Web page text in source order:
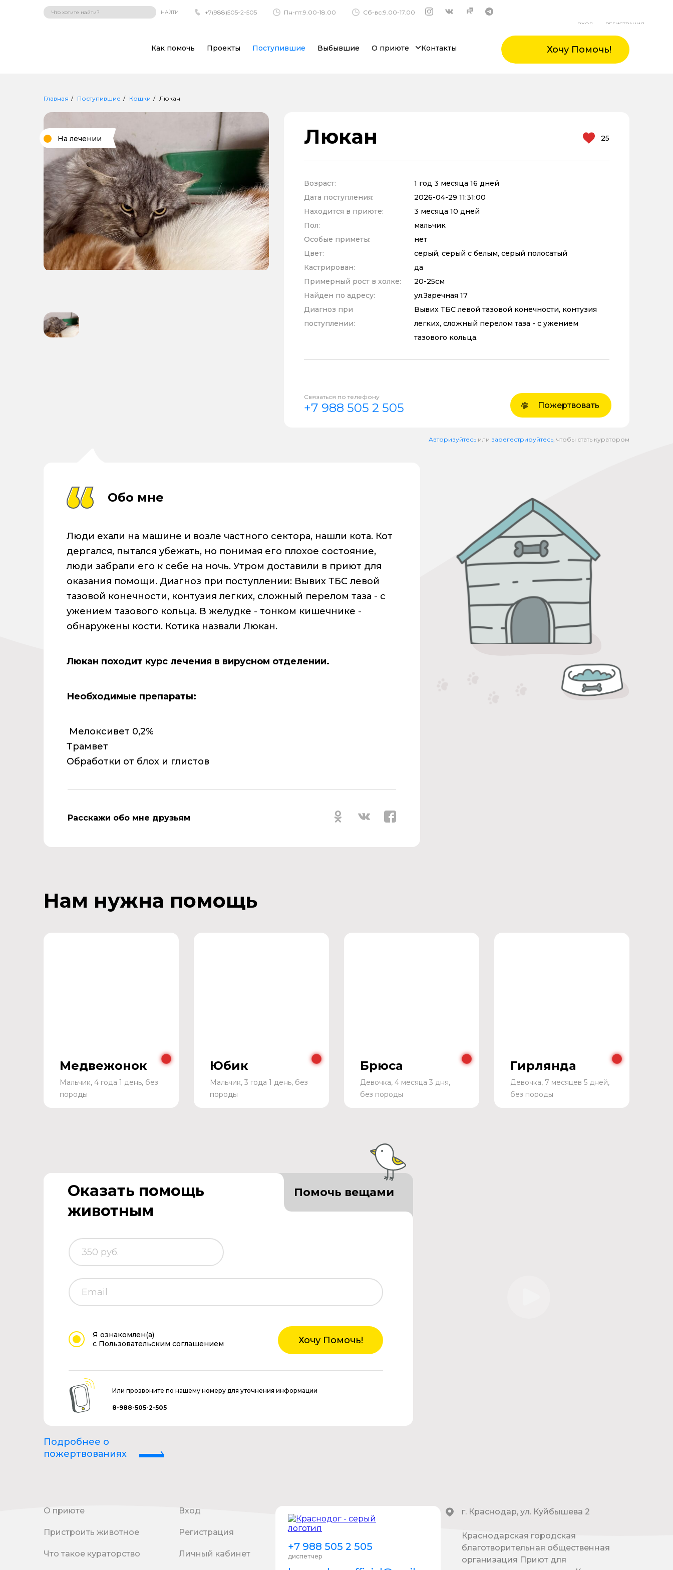
НАЙТИ +7(988)505-2-505 Пн-пт:9.00-18.00 Сб-вс:9.00-17.00
ВХОД РЕГИСТРАЦИЯ
Как помочь Проекты Поступившие Выбывшие О приюте Контакты Хочу Помочь!
Главная Поступившие Кошки Люкан
На лечении Люкан 25
Возраст:
1 год 3 месяца 16 дней
Дата поступления:
2026-04-29 11:31:00
Находится в приюте:
3 месяца 10 дней
Пол:
мальчик
Особые приметы:
нет
Цвет:
серый, серый с белым, серый полосатый
Кастрирован:
да
Примерный рост в холке:
20-25см
Найден по адресу:
ул.Заречная 17
Диагноз при
поступлении:
Вывих ТБС левой тазовой конечности, контузия
легких, сложный перелом таза - с ужением
тазового кольца.
Связаться по телефону
+7 988 505 2 505 Пожертвовать
Авторизуйтесь или зарегестрируйтесь , чтобы стать куратором
Обо мне
Люди ехали на машине и возле частного сектора, нашли кота. Кот
дергался, пытался убежать, но понимая его плохое состояние,
люди забрали его к себе на ночь. Утром доставили в приют для
оказания помощи. Диагноз при поступлении: Вывих ТБС левой
тазовой конечности, контузия легких, сложный перелом таза - с
ужением тазового кольца. В желудке - тонком кишечнике -
обнаружены кости. Котика назвали Люкан.
Люкан походит курс лечения в вирусном отделении.
Необходимые препараты:
Мелоксивет 0,2%
Трамвет
Обработки от блох и глистов
Расскажи обо мне друзьям
Нам нужна помощь
Медвежонок
Мальчик, 4 года 1 день, без
породы
Юбик
Мальчик, 3 года 1 день, без
породы
Брюса
Девочка, 4 месяца 3 дня,
без породы
Гирлянда
Девочка, 7 месяцев 5 дней,
без породы
Оказать помощь
животным
Помочь вещами
Я ознакомлен(а)
с Пользовательским соглашением
Хочу Помочь!
Или прозвоните по нашему номеру для уточнения информации
8-988-505-2-505
Подробнее о
пожертвованиях
О приюте
Пристроить животное
Что такое кураторство
Вход
Регистрация
Личный кабинет
+7 988 505 2 505
диспетчер
г. Краснодар, ул. Куйбышева 2
Краснодарская городская
благотворительная общественная
организация Приют для